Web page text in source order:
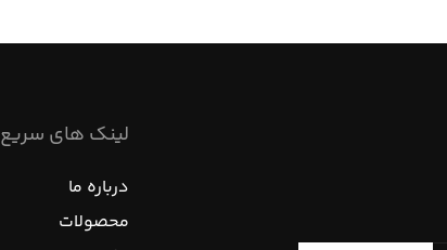
لینک های سریع
درباره ما
محصولات